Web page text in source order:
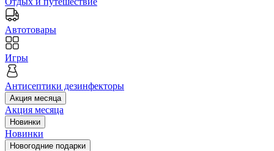
Автотовары
Игры
Антисептики дезинфекторы
Акция месяца
Акция месяца
Новинки
Новинки
Новогодние подарки